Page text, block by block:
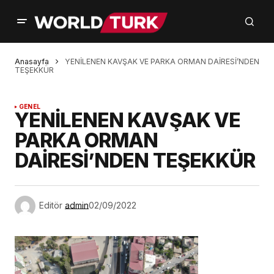
Anasayfa
YENİLENEN KAVŞAK VE PARKA ORMAN DAİRESİ’NDEN
TEŞEKKÜR
GENEL
YENİLENEN KAVŞAK VE
PARKA ORMAN
DAİRESİ’NDEN TEŞEKKÜR
Editör admin02/09/2022